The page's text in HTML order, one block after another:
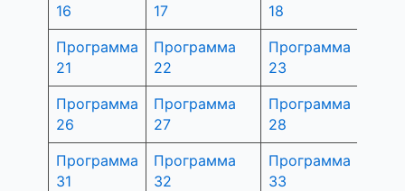
16
17
18
Программа
21
Программа
22
Программа
23
Программа
26
Программа
27
Программа
28
Программа
31
Программа
32
Программа
33